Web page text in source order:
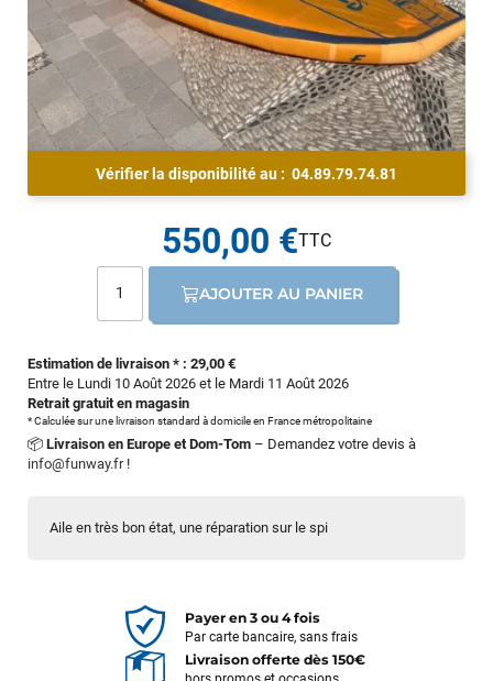
Aile en très bon état, une réparation sur le spi
Vérifier la disponibilité au : 04.89.79.74.81
Estimation de livraison * : 29,00 €
Entre le Lundi 10 Août 2026 et le Mardi 11 Août 2026
Retrait gratuit en magasin
* Calculée sur une livraison standard à domicile en France métropolitaine
📦 Livraison en Europe et Dom-Tom – Demandez votre devis à
info@funway.fr!
550,00 €
AJOUTER AU PANIER
Payer en 3 ou 4 fois
Par carte bancaire, sans frais
Livraison offerte dès 150€